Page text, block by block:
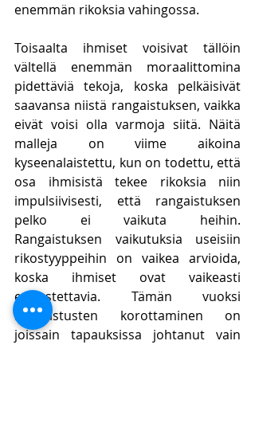
enemmän rikoksia vahingossa.
Toisaalta ihmiset voisivat tällöin
vältellä enemmän moraalittomina
pidettäviä tekoja, koska pelkäisivät
saavansa niistä rangaistuksen, vaikka
eivät voisi olla varmoja siitä. Näitä
malleja on viime aikoina
kyseenalaistettu, kun on todettu, että
osa ihmisistä tekee rikoksia niin
impulsiivisesti, että rangaistuksen
pelko ei vaikuta heihin.
Rangaistuksen vaikutuksia useisiin
rikostyyppeihin on vaikea arvioida,
koska ihmiset ovat vaikeasti
ennustettavia. Tämän vuoksi
rangaistusten korottaminen on
joissain tapauksissa johtanut vain